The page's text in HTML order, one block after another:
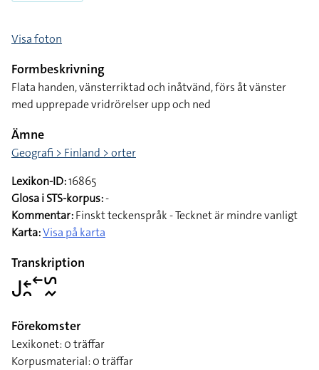
Visa foton
Formbeskrivning
Flata handen, vänsterriktad och inåtvänd, förs åt vänster
med upprepade vridrörelser upp och ned
Ämne
Geografi > Finland > orter
Lexikon-ID:16865
Glosa i STS-korpus:-
Kommentar:Finskt teckenspråk - Tecknet är mindre vanligt
Karta:Visa på karta
Transkription
􌤢􌥓􌥘􌥢􌥲􌦌
Förekomster
Lexikonet: 0 träffar
Korpusmaterial: 0 träffar